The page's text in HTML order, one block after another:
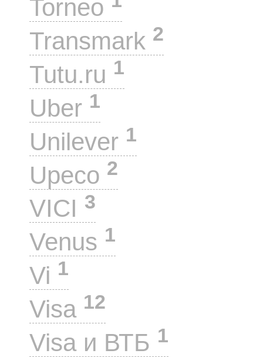
Torneo
Transmark 2
Tutu.ru 1
Uber 1
Unilever 1
Upeco 2
VICI 3
Venus 1
Vi 1
Visa 12
Visa и ВТБ 1